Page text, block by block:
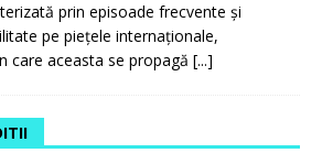
prin episoade frecvente și
pe piețele internaționale,
care aceasta se propagă [...]